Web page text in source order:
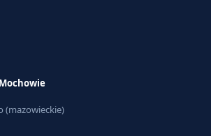
(mazowieckie)